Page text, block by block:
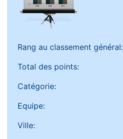
Rang au classement général:
Total des points:
Catégorie:
Equipe:
Ville: